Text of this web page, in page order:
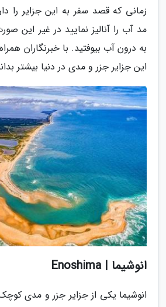
زمانی که قصد سفر به این جزایر را
مد آب را آنالیز نمایید در غیر این
به درون آب بیوفتید. با خبرنگاران
این جزایر جزر و مدی در دنیا بیشتر
انوشیما | Enoshima